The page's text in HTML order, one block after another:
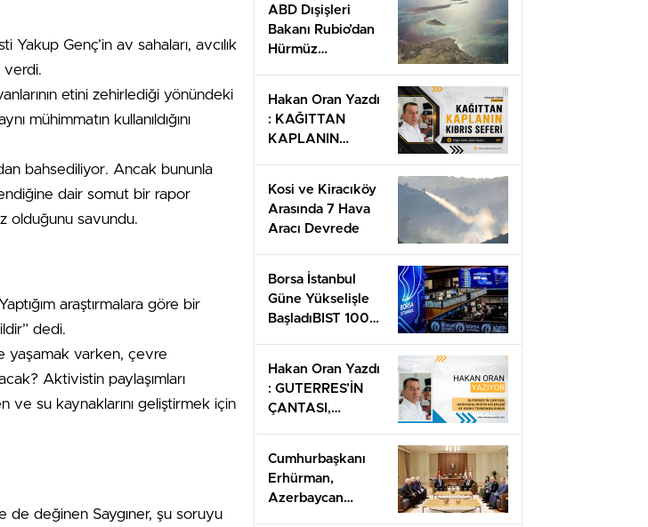
Yakup Genç’in av sahaları, avcılık
verdi.
etini zehirlediği yönündeki
mühimmatın kullanıldığını
bahsediliyor. Ancak bununla
dair somut bir rapor
olduğunu savundu.
araştırmalara göre bir
dedi.
yaşamak varken, çevre
Aktivistin paylaşımları
ve su kaynaklarını geliştirmek için
de değinen Saygıner, şu soruyu
ABD Dışişleri
Bakanı Rubio’dan
Hürmüz
Yapılmasını
Umuyoruz
Hakan Oran Yazdı
: KAĞITTAN
KAPLANIN
Kosi ve Kiracıköy
Arasında 7 Hava
Aracı Devrede
Borsa İstanbul
Güne Yükselişle
BaşladıBIST 100
Hakan Oran Yazdı
: GUTERRES’İN
ÇANTASI,
KIBRIS
TÜRKÜNÜN
SINAVI
Cumhurbaşkanı
Erhürman,
Azerbaycan